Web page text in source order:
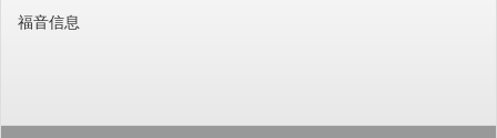
福音信息